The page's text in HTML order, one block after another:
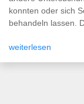
konnten oder sich
behandeln lassen.
weiterlesen